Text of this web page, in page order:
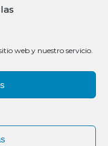
web y nuestro servicio.
– Centro